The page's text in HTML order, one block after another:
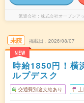
派遣会社 株式会社オープンア
未読
NEW
掲載日 2026/08/07
時給1850円！横
ルプデスク
交通費別途支給あり 土